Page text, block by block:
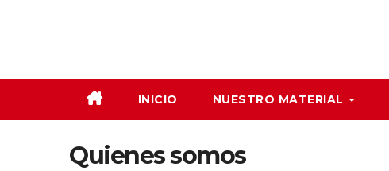
INICIO NUESTRO MATERIAL
Quienes somos